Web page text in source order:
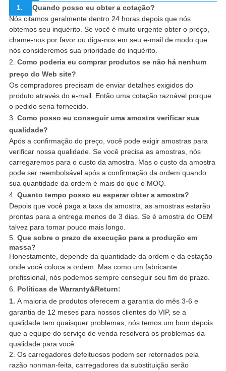
1.
Quando posso eu obter a cotação?
Nós citamos geralmente dentro 24 horas depois que nós
obtemos seu inquérito. Se você é muito urgente obter o preço,
chame-nos por favor ou diga-nos em seu e-mail de modo que
nós consideremos sua prioridade do inquérito.
2. Como poderia eu comprar produtos se não há nenhum
preço do Web site?
Os compradores precisam de enviar detalhes exigidos do
produto através do e-mail. Então uma cotação razoável porque
o pedido seria fornecido.
3. Como posso eu conseguir uma amostra verificar sua
qualidade?
Após a confirmação do preço, você pode exigir amostras para
verificar nossa qualidade. Se você precisa as amostras, nós
carregaremos para o custo da amostra. Mas o custo da amostra
pode ser reembolsável após a confirmação da ordem quando
sua quantidade da ordem é mais do que o MOQ.
4. Quanto tempo posso eu esperar obter a amostra?
Depois que você paga a taxa da amostra, as amostras estarão
prontas para a entrega menos de 3 dias. Se é amostra do OEM
talvez para tomar pouco mais longo.
5. Que sobre o prazo de execução para a produção em
massa?
Honestamente, depende da quantidade da ordem e da estação
onde você coloca a ordem. Mas como um fabricante
profissional, nós podemos sempre conseguir seu fim do prazo.
6. Políticas de Warranty&Return:
1. A maioria de produtos oferecem a garantia do mês 3-6 e
garantia de 12 meses para nossos clientes do VIP, se a
qualidade tem quaisquer problemas, nós temos um bom depois
que a equipe do serviço de venda resolverá os problemas da
qualidade para você.
2. Os carregadores defeituosos podem ser retornados pela
razão nonman-feita, carregadores da substituição serão